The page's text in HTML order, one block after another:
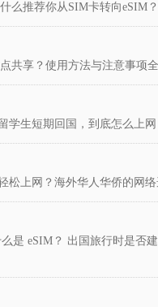
么推荐你从SIM卡转向eSIM？
共享？使用方法与注意事项全
学生短期回国，到底怎么上网
松上网？海外华人华侨的网
是 eSIM？ 出国旅行时是否